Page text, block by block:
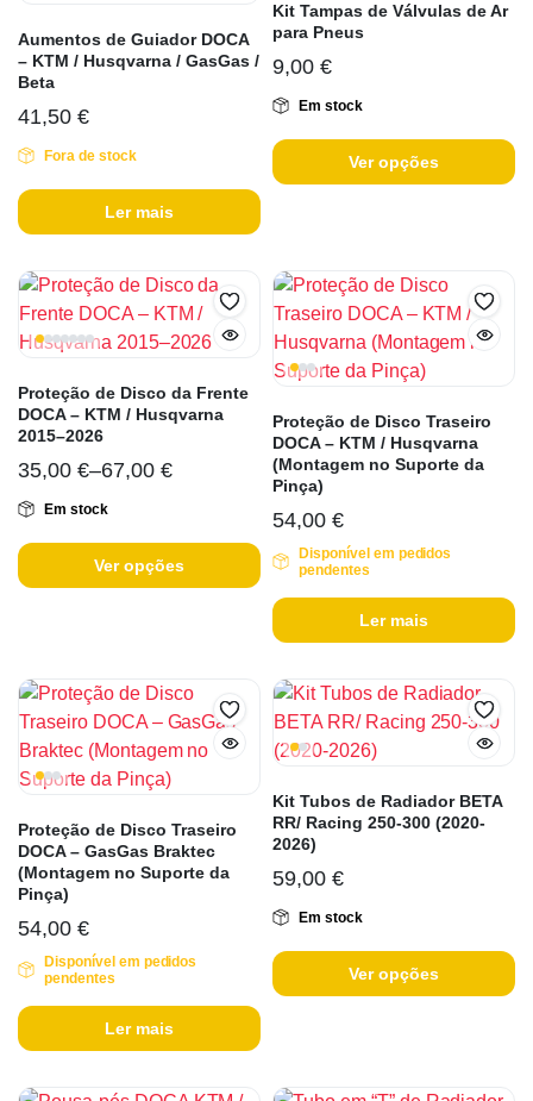
Aumentos de Guiador DOCA
– KTM / Husqvarna / GasGas /
Beta
41,50 €
Fora de stock
Ler mais
Kit Tampas de Válvulas de Ar
para Pneus
9,00 €
Em stock
Ver opções
Proteção de Disco da Frente
DOCA – KTM / Husqvarna
2015–2026
35,00 €–67,00 €
Em stock
Ver opções
Proteção de Disco Traseiro
DOCA – KTM / Husqvarna
(Montagem no Suporte da
Pinça)
54,00 €
Disponível em pedidos
pendentes
Ler mais
Proteção de Disco Traseiro
DOCA – GasGas Braktec
(Montagem no Suporte da
Pinça)
54,00 €
Disponível em pedidos
pendentes
Ler mais
Kit Tubos de Radiador BETA
RR/ Racing 250-300 (2020-
2026)
59,00 €
Em stock
Ver opções